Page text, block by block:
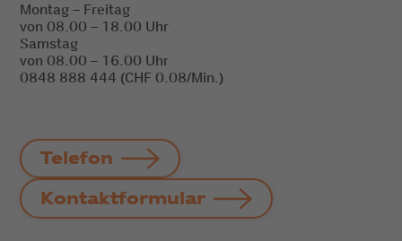
Montag – Freitag
von 08.00 – 18.00 Uhr
Samstag
von 08.00 – 16.00 Uhr
0848 888 444 (CHF 0.08/Min.)
Telefon
Kontaktformular